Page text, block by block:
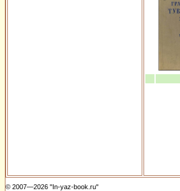
© 2007—2026 "In-yaz-book.ru"